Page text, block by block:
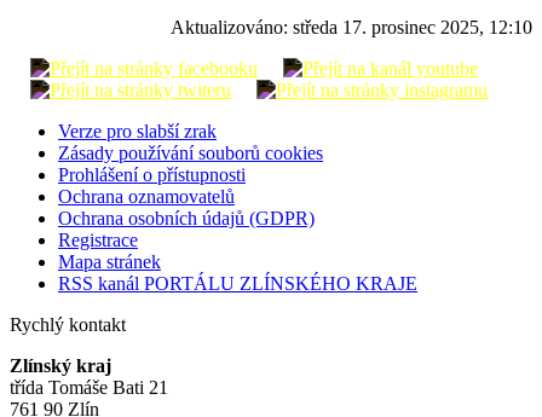
Aktualizováno: středa 17. prosinec 2025, 12:10
Verze pro slabší zrak
Zásady používání souborů cookies
Prohlášení o přístupnosti
Ochrana oznamovatelů
Ochrana osobních údajů (GDPR)
Registrace
Mapa stránek
RSS kanál PORTÁLU ZLÍNSKÉHO KRAJE
Rychlý kontakt
Zlínský kraj
třída Tomáše Bati 21
761 90 Zlín